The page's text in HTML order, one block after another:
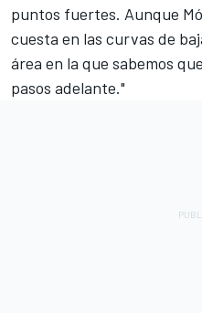
puntos fuertes. Aunque
cuesta en las curvas de
área en la que sabemos
pasos adelante."